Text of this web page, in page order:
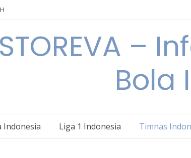
–
Bola
Indonesia Liga 1 Indonesia Timnas